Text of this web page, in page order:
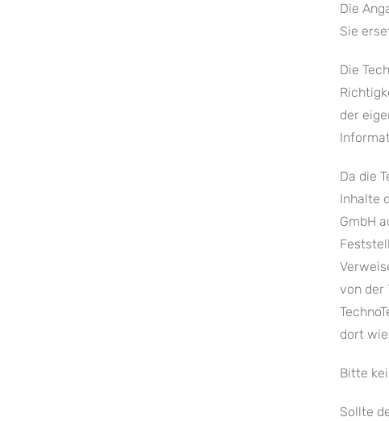
Die
Sie
Die
der
Da die
Inhalte
GmbH
von der
dort
Bitte
Sollte